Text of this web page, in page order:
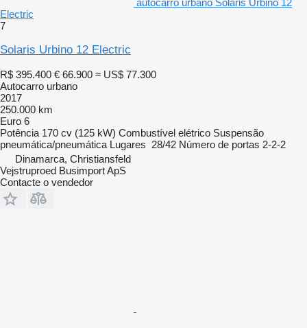
Electric
7
Solaris Urbino 12 Electric
R$ 395.400 € 66.900 ≈ US$ 77.300
Autocarro urbano
2017
250.000 km
Euro 6
Potência 170 cv (125 kW) Combustível elétrico Suspensão
pneumática/pneumática Lugares 28/42 Número de portas 2-2-2
Dinamarca, Christiansfeld
Vejstruproed Busimport ApS
Contacte o vendedor